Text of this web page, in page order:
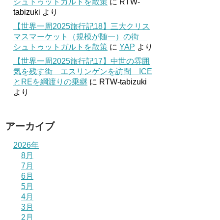
tabizuki より
【世界一周2025旅行記18】三大クリス
マスマーケット（規模が随一）の街
シュトゥットガルトを散策 に YAP より
【世界一周2025旅行記17】中世の雰囲
気を残す街 エスリンゲンを訪問 ICE
とREを綱渡りの乗継 に RTW-tabizuki
より
アーカイブ
2026年
8月
7月
6月
5月
4月
3月
2月